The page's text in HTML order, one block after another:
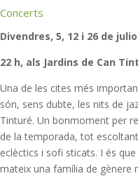
Concerts
Divendres, 5, 12 i 26 de
22 h, als Jardins de Can
Una de les cites més
són, sens dubte, les nits de
Tinturé. Un bonmoment per
de la temporada, tot
eclèctics i sofi sticats. I és
mateix una família de gènere